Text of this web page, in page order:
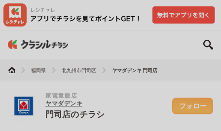
福岡県 北九州市門司区 ヤマダデンキ 門司店
家電量販店
ヤマダデンキ
門司店のチラシ
フォロー